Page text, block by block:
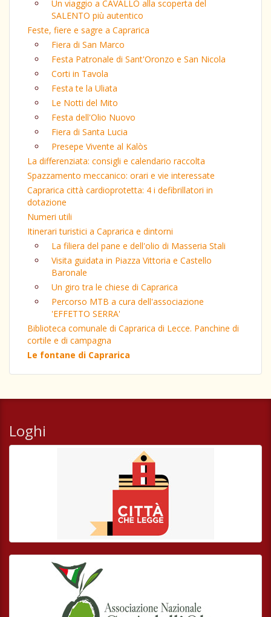
Un viaggio a CAVALLO alla scoperta del
SALENTO più autentico
Feste, fiere e sagre a Caprarica
Fiera di San Marco
Festa Patronale di Sant'Oronzo e San Nicola
Corti in Tavola
Festa te la Uliata
Le Notti del Mito
Festa dell'Olio Nuovo
Fiera di Santa Lucia
Presepe Vivente al Kalòs
La differenziata: consigli e calendario raccolta
Spazzamento meccanico: orari e vie interessate
Caprarica città cardioprotetta: 4 i defibrillatori in
dotazione
Numeri utili
Itinerari turistici a Caprarica e dintorni
La filiera del pane e dell'olio di Masseria Stali
Visita guidata in Piazza Vittoria e Castello
Baronale
Un giro tra le chiese di Caprarica
Percorso MTB a cura dell'associazione
'EFFETTO SERRA'
Biblioteca comunale di Caprarica di Lecce. Panchine di
cortile e di campagna
Le fontane di Caprarica
Loghi